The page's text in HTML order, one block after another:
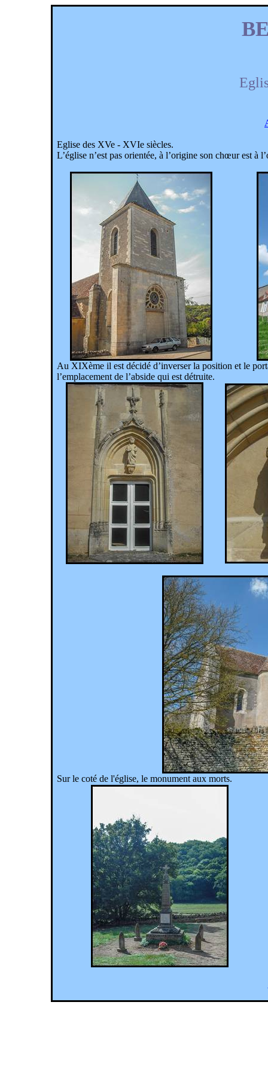
Eglise des XVe - XVIe siècles.
L’église n’est pas orientée, à l’origine son chœur est à
Au XIXème il est décidé d’inverser la position et le
l’emplacement de l’abside qui est détruite.
Sur le coté de l'église, le monument aux morts.